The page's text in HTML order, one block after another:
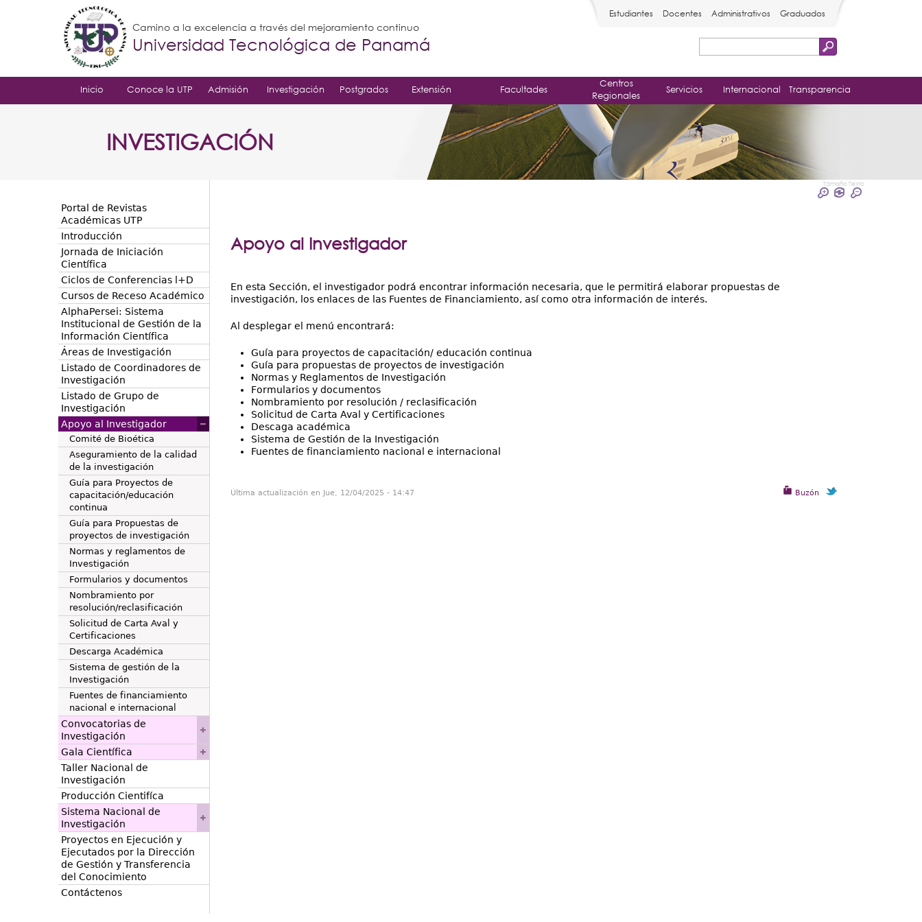
de
búsqueda
Estudiantes Docentes Administrativos Graduados
Camino a la excelencia a través del mejoramiento continuo
Universidad Tecnológica de Panamá
Inicio Conoce la UTP Admisión Investigación Postgrados Extensión Facultades
Centros
Regionales
Servicios Internacional Transparencia
INVESTIGACIÓN
Tamaño Texto
Apoyo al Investigador
En esta Sección, el investigador podrá encontrar información necesaria, que le permitirá elaborar propuestas de
investigación, los enlaces de las Fuentes de Financiamiento, así como otra información de interés.
Al desplegar el menú encontrará:
Guía para proyectos de capacitación/ educación continua
Guía para propuestas de proyectos de investigación
Normas y Reglamentos de Investigación
Formularios y documentos
Nombramiento por resolución / reclasificación
Solicitud de Carta Aval y Certificaciones
Descaga académica
Sistema de Gestión de la Investigación
Fuentes de financiamiento nacional e internacional
Buzón
Última actualización en Jue, 12/04/2025 - 14:47
Portal de Revistas
Académicas UTP
Introducción
Jornada de Iniciación
Científica
Ciclos de Conferencias l+D
Cursos de Receso Académico
AlphaPersei: Sistema
Institucional de Gestión de la
Información Científica
Áreas de Investigación
Listado de Coordinadores de
Investigación
Listado de Grupo de
Investigación
Apoyo al Investigador
Comité de Bioética
Aseguramiento de la calidad
de la investigación
Guía para Proyectos de
capacitación/educación
continua
Guía para Propuestas de
proyectos de investigación
Normas y reglamentos de
Investigación
Formularios y documentos
Nombramiento por
resolución/reclasificación
Solicitud de Carta Aval y
Certificaciones
Descarga Académica
Sistema de gestión de la
Investigación
Fuentes de financiamiento
nacional e internacional
Convocatorias de
Investigación
Gala Científica
Taller Nacional de
Investigación
Producción Cientifíca
Sistema Nacional de
Investigación
Proyectos en Ejecución y
Ejecutados por la Dirección
de Gestión y Transferencia
del Conocimiento
Contáctenos